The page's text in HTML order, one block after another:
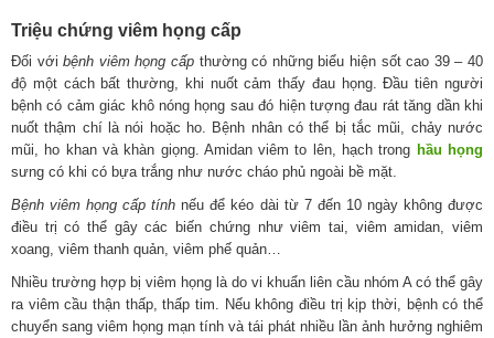
Triệu chứng viêm họng cấp
Đối vớibệnh viêm họng cấp thường có những biểu hiện sốt cao 39 – 40
độ một cách bất thường, khi nuốt cảm thấy đau họng. Đầu tiên người
bệnh có cảm giác khô nóng họng sau đó hiện tượng đau rát tăng dần khi
nuốt thậm chí là nói hoặc ho. Bệnh nhân có thể bị tắc mũi, chảy nước
mũi, ho khan và khàn giọng. Amidan viêm to lên, hạch trong hầu họng
sưng có khi có bựa trắng như nước cháo phủ ngoài bề mặt.
Bệnh viêm họng cấp tính nếu để kéo dài từ 7 đến 10 ngày không được
điều trị có thể gây các biến chứng như viêm tai, viêm amidan, viêm
xoang, viêm thanh quản, viêm phế quản…
Nhiều trường hợp bị viêm họng là do vi khuẩn liên cầu nhóm A có thể gây
ra viêm cầu thận thấp, thấp tim. Nếu không điều trị kịp thời, bệnh có thể
chuyển sang viêm họng mạn tính và tái phát nhiều lần ảnh hưởng nghiêm